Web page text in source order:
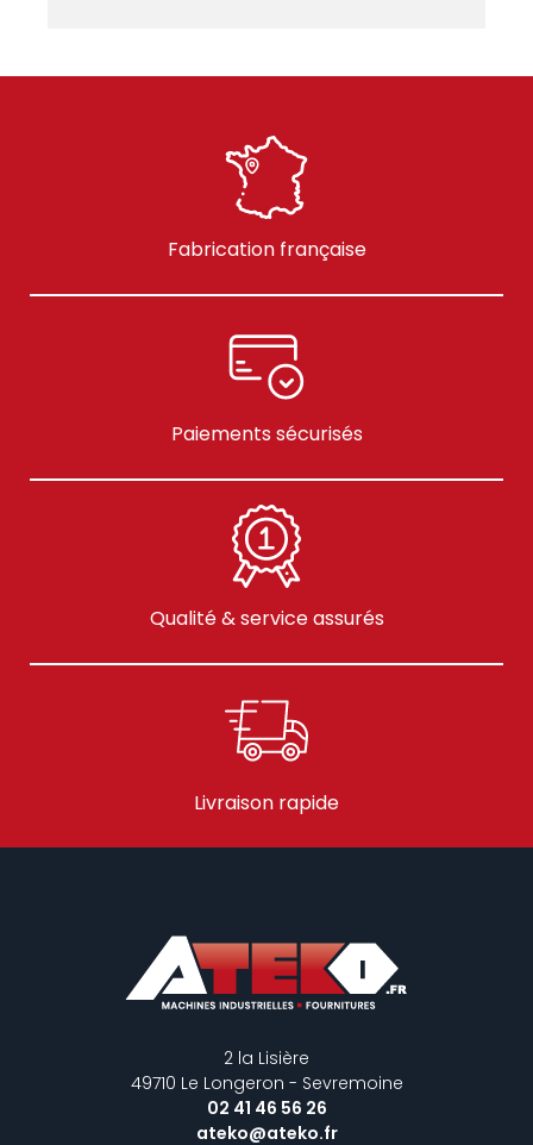
Fabrication française
Paiements sécurisés
Qualité & service assurés
Livraison rapide
2 la Lisière
49710 Le Longeron - Sevremoine
02 41 46 56 26
ateko@ateko.fr